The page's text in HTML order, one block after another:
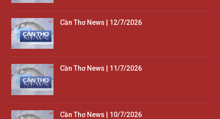
Cần Thơ News | 12/7/2026
Cần Thơ News | 11/7/2026
Cần Thơ News | 10/7/2026